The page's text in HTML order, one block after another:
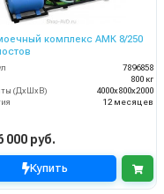
комплекс АМК 8/250
7896858
800 кг
(ДхШхВ)
4000х800х2000
12 месяцев
000 руб.
Купить